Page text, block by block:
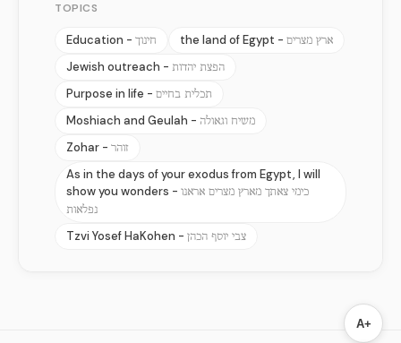
TOPICS
Education - חינוך the land of Egypt - ארץ מצרים
Jewish outreach - הפצת יהדות
Purpose in life - תכלית בחיים
Moshiach and Geulah - משיח וגאולה
Zohar - זוהר
As in the days of your exodus from Egypt, I will
show you wonders - כימי צאתך מארץ מצרים אראנו
נפלאות
Tzvi Yosef HaKohen - צבי יוסף הכהן
A+